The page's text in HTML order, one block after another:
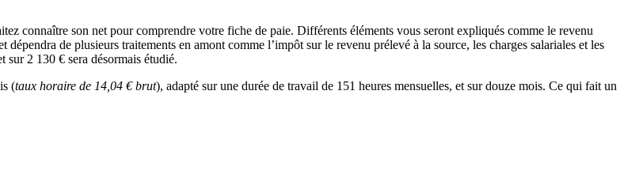
connaître son net pour comprendre votre fiche de paie. Différents éléments vous seront expliqués comme le revenu
de plusieurs traitements en amont comme l’impôt sur le revenu prélevé à la source, les charges salariales et les
sur 2 130 € sera désormais étudié.
(taux horaire de 14,04 € brut), adapté sur une durée de travail de 151 heures mensuelles, et sur douze mois. Ce qui fait un